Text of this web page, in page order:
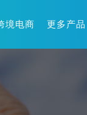
境电商 更多产品